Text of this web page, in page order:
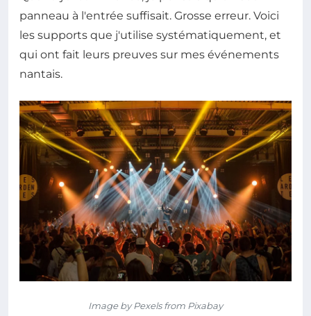
panneau à l'entrée suffisait. Grosse erreur. Voici
les supports que j'utilise systématiquement, et
qui ont fait leurs preuves sur mes événements
nantais.
Image by Pexels from Pixabay